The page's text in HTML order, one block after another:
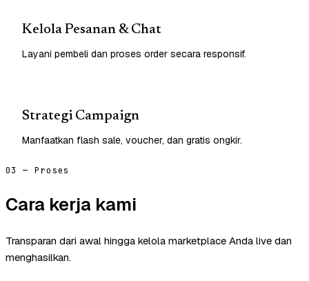
Kelola Pesanan & Chat
Layani pembeli dan proses order secara responsif.
Strategi Campaign
Manfaatkan flash sale, voucher, dan gratis ongkir.
03 — Proses
Cara kerja kami
Transparan dari awal hingga kelola marketplace Anda live dan
menghasilkan.